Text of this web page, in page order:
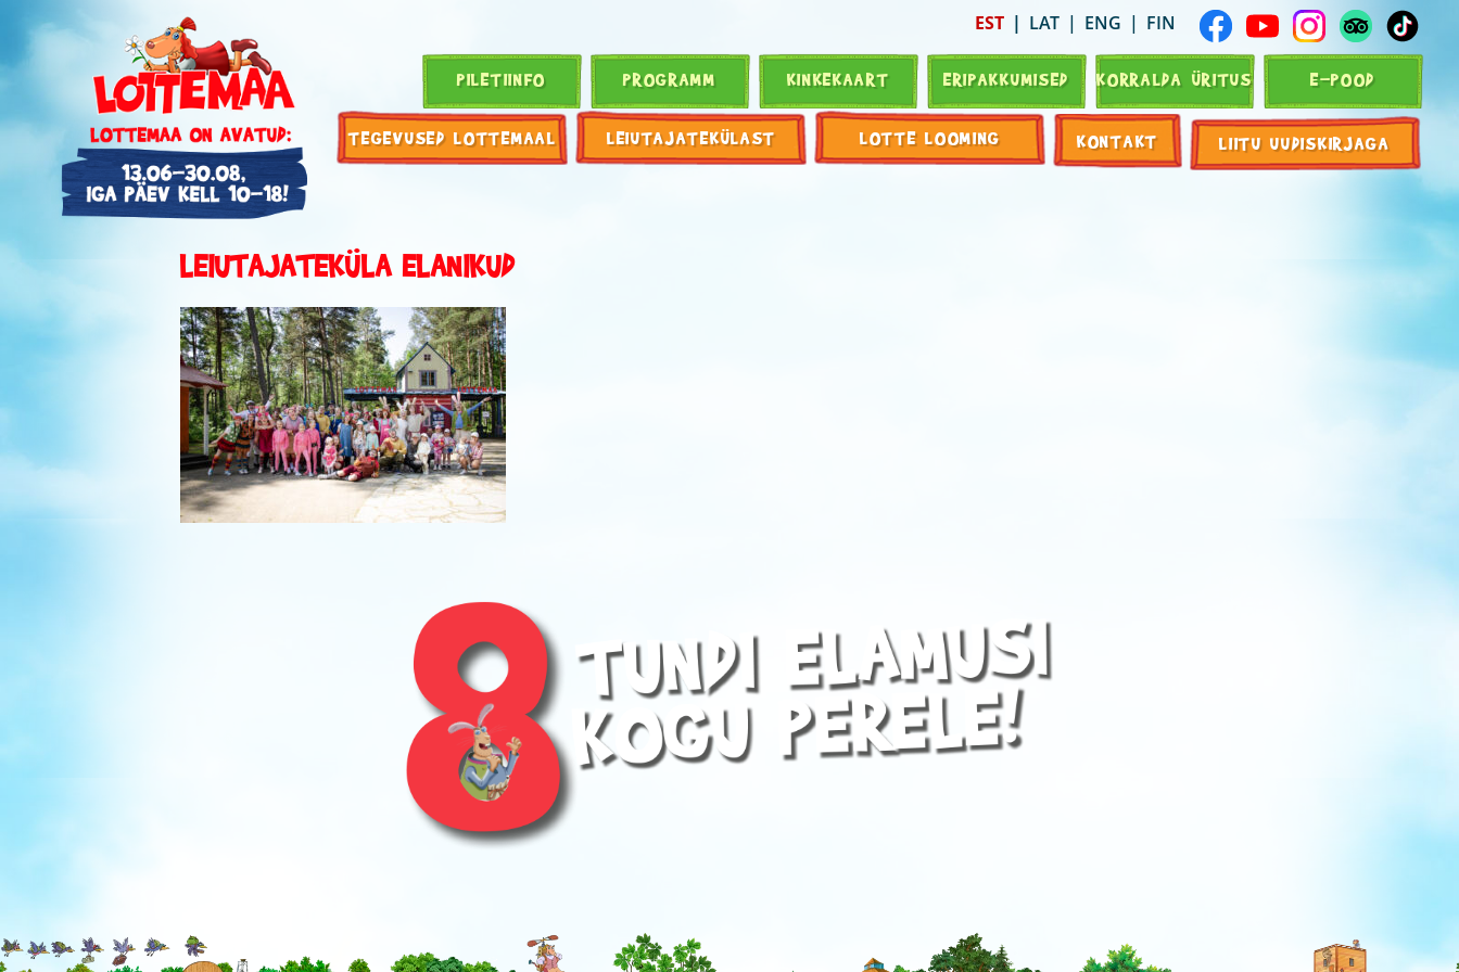
EST LAT ENG FIN
PILETIINFO PROGRAMM KINKEKAART ERIPAKKUMISED KORRALDA ÜRITUS E-POOD
TEGEVUSED LOTTEMAAL LEIUTAJATEKÜLAST LOTTE LOOMING KONTAKT LIITU UUDISKIRJAGA
LEIUTAJATEKÜLA ELANIKUD